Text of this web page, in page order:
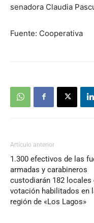
senadora Claudia
Fuente: Cooperativa
Artículo anterior
1.300 efectivos de las
armadas y carabineros
custodiarán 182 locales
votación habilitados en
región de «Los Lagos»